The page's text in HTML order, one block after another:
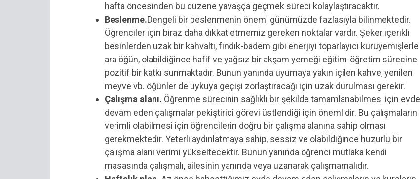
hafta öncesinden bu düzene yavaşça geçmek süreci kolaylaştıracaktır.
Beslenme.Dengeli bir beslenmenin önemi günümüzde fazlasıyla bilinmektedir.
Öğrenciler için biraz daha dikkat etmemiz gereken noktalar vardır. Şeker içerikli
besinlerden uzak bir kahvaltı, fındık-badem gibi enerjiyi toparlayıcı kuruyemişlerle
ara öğün, olabildiğince hafif ve yağsız bir akşam yemeği eğitim-öğretim sürecine
pozitif bir katkı sunmaktadır. Bunun yanında uyumaya yakın içilen kahve, yenilen
meyve vb. öğünler de uykuya geçişi zorlaştıracağı için uzak durulması gerekir.
Çalışma alanı. Öğrenme sürecinin sağlıklı bir şekilde tamamlanabilmesi için evde
devam eden çalışmalar pekiştirici görevi üstlendiği için önemlidir. Bu çalışmaların
verimli olabilmesi için öğrencilerin doğru bir çalışma alanına sahip olması
gerekmektedir. Yeterli aydınlatmaya sahip, sessiz ve olabildiğince huzurlu bir
çalışma alanı verimi yükseltecektir. Bunun yanında öğrenci mutlaka kendi
masasında çalışmalı, ailesinin yanında veya uzanarak çalışmamalıdır.